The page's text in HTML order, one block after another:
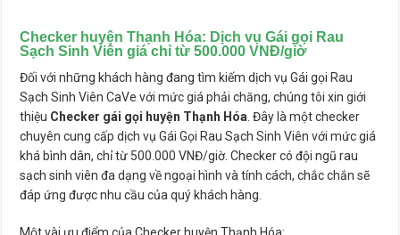
Checker huyện Thạnh Hóa: Dịch vụ Gái gọi Rau
Sạch Sinh Viên giá chỉ từ 500.000 VNĐ/giờ
Đối với những khách hàng đang tìm kiếm dịch vụ Gái gọi Rau
Sạch Sinh Viên CaVe với mức giá phải chăng, chúng tôi xin giới
thiệu Checker gái gọi huyện Thạnh Hóa. Đây là một checker
chuyên cung cấp dịch vụ Gái Gọi Rau Sạch Sinh Viên với mức giá
khá bình dân, chỉ từ 500.000 VNĐ/giờ. Checker có đội ngũ rau
sạch sinh viên đa dạng về ngoại hình và tính cách, chắc chắn sẽ
đáp ứng được nhu cầu của quý khách hàng.